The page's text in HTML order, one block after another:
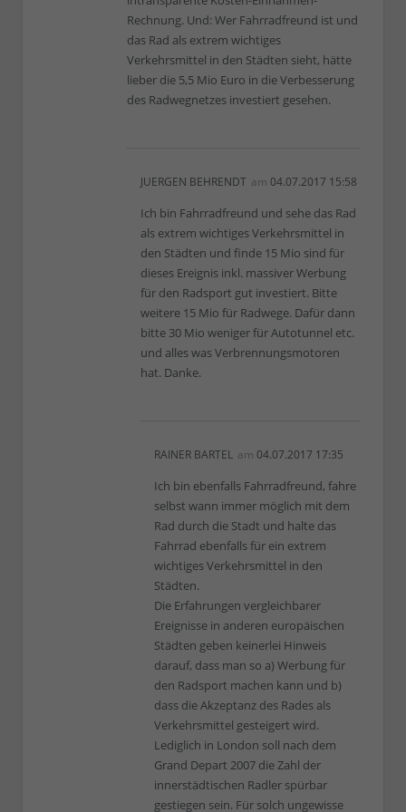
Rechnung. Und: Wer Fahrradfreund ist und
das Rad als extrem wichtiges
Verkehrsmittel in den Städten sieht, hätte
lieber die 5,5 Mio Euro in die Verbesserung
des Radwegnetzes investiert gesehen.
JUERGEN BEHRENDT am 04.07.2017 15:58
Ich bin Fahrradfreund und sehe das Rad
als extrem wichtiges Verkehrsmittel in
den Städten und finde 15 Mio sind für
dieses Ereignis inkl. massiver Werbung
für den Radsport gut investiert. Bitte
weitere 15 Mio für Radwege. Dafür dann
bitte 30 Mio weniger für Autotunnel etc.
und alles was Verbrennungsmotoren
hat. Danke.
RAINER BARTEL am 04.07.2017 17:35
Ich bin ebenfalls Fahrradfreund, fahre
selbst wann immer möglich mit dem
Rad durch die Stadt und halte das
Fahrrad ebenfalls für ein extrem
wichtiges Verkehrsmittel in den
Städten.
Die Erfahrungen vergleichbarer
Ereignisse in anderen europäischen
Städten geben keinerlei Hinweis
darauf, dass man so a) Werbung für
den Radsport machen kann und b)
dass die Akzeptanz des Rades als
Verkehrsmittel gesteigert wird.
Lediglich in London soll nach dem
Grand Depart 2007 die Zahl der
innerstädtischen Radler spürbar
gestiegen sein. Für solch ungewisse